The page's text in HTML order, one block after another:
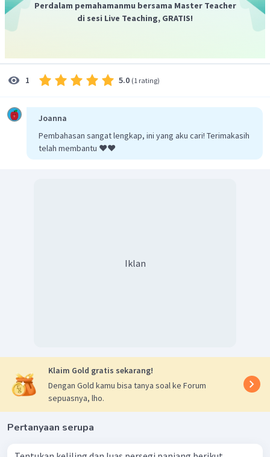
Perdalam pemahamanmu bersama Master Teacher
di sesi Live Teaching, GRATIS!
1 5.0 (1 rating)
Joanna
Pembahasan sangat lengkap, ini yang aku cari! Terimakasih
telah membantu ❤️❤️
Iklan
Klaim Gold gratis sekarang!
Dengan Gold kamu bisa tanya soal ke Forum
sepuasnya, lho.
Pertanyaan serupa